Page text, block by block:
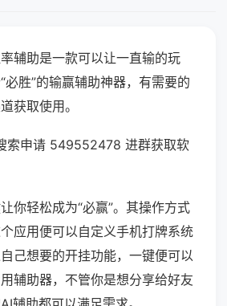
辅助是一款可以让一直输的玩
必胜”的输赢辅助神器，有需要的
获取使用。
索申请 549552478 进群获取软
你轻松成为“必赢”。其操作方式
应用便可以自定义手机打牌系统
己想要的开挂功能，一键便可以
辅助器，不管你是想分享给好友